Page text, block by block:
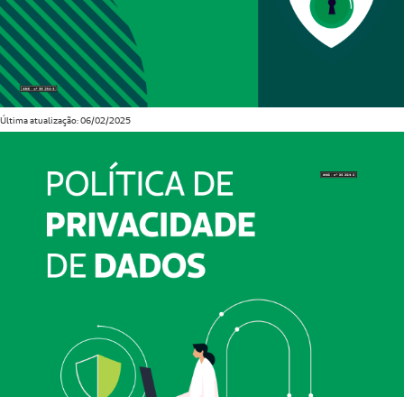
Última atualização: 06/02/2025